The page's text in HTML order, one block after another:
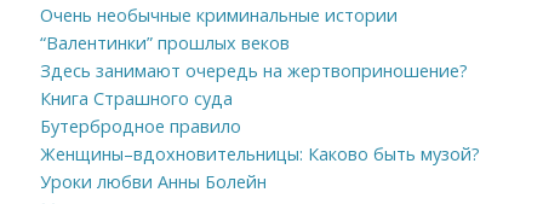
Очень необычные криминальные истории
“Валентинки” прошлых веков
Здесь занимают очередь на жертвоприношение?
Книга Страшного суда
Бутербродное правило
Женщины–вдохновительницы: Каково быть музой?
Уроки любви Анны Болейн